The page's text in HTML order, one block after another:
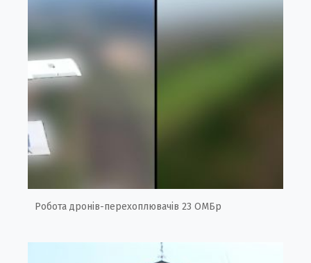
Робота дронів-перехоплювачів 23 ОМБр